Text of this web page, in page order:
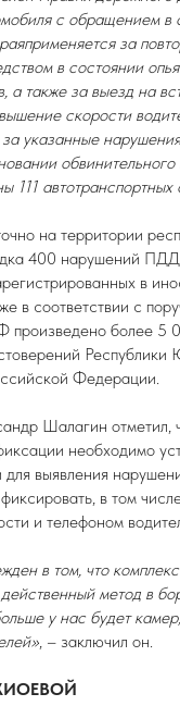
с обращением в
за
в состоянии
а также за выезд на
скорости
за указанные
111 автотранспортных
на территории
400 нарушений
в
в соответствии с
произведено более 5
Федерации.
Шалагин отметил,
необходимо
выявления
в том
и телефоном
в том, что
метод в
у нас будет
, – заключил он.